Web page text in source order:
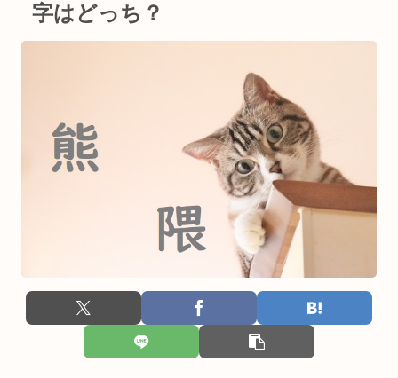
字はどっち？